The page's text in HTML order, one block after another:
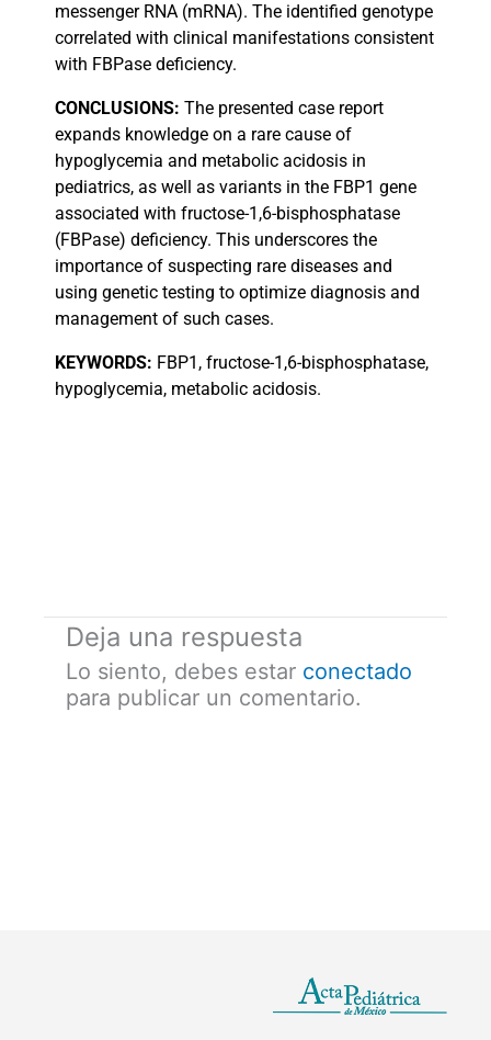
messenger RNA (mRNA). The identified genotype
correlated with clinical manifestations consistent
with FBPase deficiency.
CONCLUSIONS: The presented case report
expands knowledge on a rare cause of
hypoglycemia and metabolic acidosis in
pediatrics, as well as variants in the FBP1 gene
associated with fructose-1,6-bisphosphatase
(FBPase) deficiency. This underscores the
importance of suspecting rare diseases and
using genetic testing to optimize diagnosis and
management of such cases.
KEYWORDS: FBP1, fructose-1,6-bisphosphatase,
hypoglycemia, metabolic acidosis.
Deja una respuesta
Lo siento, debes estar conectado
para publicar un comentario.